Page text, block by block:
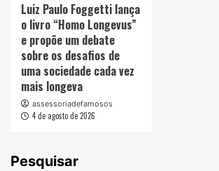
Luiz Paulo Foggetti lança
o livro “Homo Longevus”
e propõe um debate
sobre os desafios de
uma sociedade cada vez
mais longeva
assessoriadefamosos
4 de agosto de 2026
Pesquisar